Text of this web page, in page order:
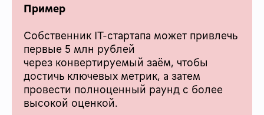
Пример
Собственник IT-стартапа может привлечь
первые 5 млн рублей
через конвертируемый заём, чтобы
достичь ключевых метрик, а затем
провести полноценный раунд с более
высокой оценкой.